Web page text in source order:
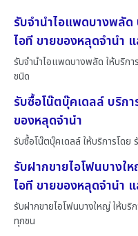
รับจำนำไอแพดบางพลั
ไอที ขายของหลุดจำนำ
รับจำนำไอแพดบางพลัด ให้บริก
ชนิด
รับซื้อโน๊ตบุ๊คเดลล์ บริก
ของหลุดจำนำ
รับซื้อโน๊ตบุ๊คเดลล์ ให้บริการโดย
รับฝากขายไอโฟนบาง
ไอที ขายของหลุดจำนำ
รับฝากขายไอโฟนบางใหญ่ ให้บริ
ทุกชน